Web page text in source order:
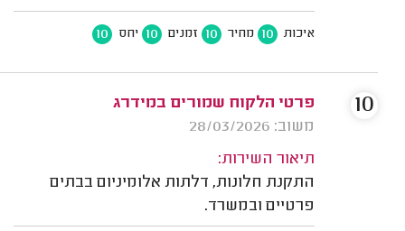
איכות 10 מחיר 10 זמנים 10 יחס 10
פרטי הלקוח שמורים במידרג
משוב: 28/03/2026
תיאור השירות:
התקנת חלונות, דלתות אלומיניום בבתים
פרטיים ובמשרד.
10